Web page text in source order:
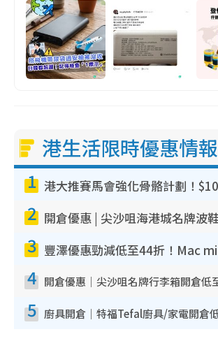
港生活限時優惠情報
1
2
3
4
5